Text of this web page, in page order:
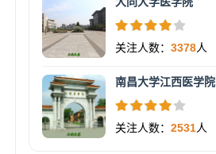
关注人数： 3378人
南昌大学江西医学院
关注人数： 2531人